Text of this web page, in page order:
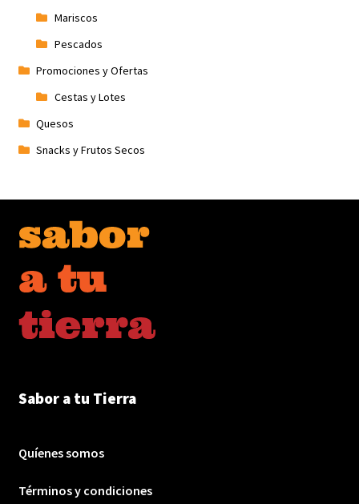
Mariscos
Pescados
Promociones y Ofertas
Cestas y Lotes
Quesos
Snacks y Frutos Secos
Sabor a tu Tierra
Quíenes somos
Términos y condiciones